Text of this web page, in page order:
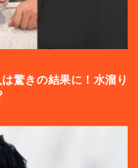
驚きの結果に！水溜り